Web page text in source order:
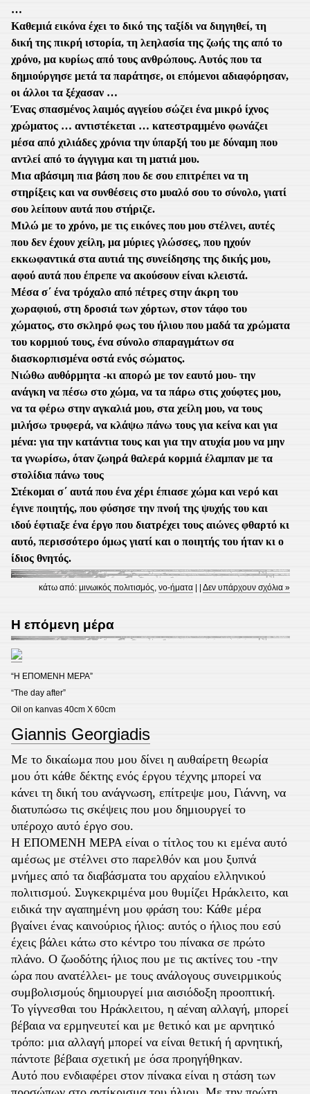
…
Καθεμιά εικόνα έχει το δικό της ταξίδι να διηγηθεί, τη
δική της πικρή ιστορία, τη λεηλασία της ζωής της από το
χρόνο, μα κυρίως από τους ανθρώπους. Αυτός που τα
δημιούργησε μετά τα παράτησε, οι επόμενοι αδιαφόρησαν,
οι άλλοι τα ξέχασαν …
Ένας σπασμένος λαιμός αγγείου σώζει ένα μικρό ίχνος
χρώματος … αντιστέκεται … κατεστραμμένο φωνάζει
μέσα από χιλιάδες χρόνια την ύπαρξή του με δύναμη που
αντλεί από το άγγιγμα και τη ματιά μου.
Μια αβάσιμη πια βάση που δε σου επιτρέπει να τη
στηρίξεις και να συνθέσεις στο μυαλό σου το σύνολο, γιατί
σου λείπουν αυτά που στήριζε.
Μιλώ με το χρόνο, με τις εικόνες που μου στέλνει, αυτές
που δεν έχουν χείλη, μα μύριες γλώσσες, που ηχούν
εκκωφαντικά στα αυτιά της συνείδησης της δικής μου,
αφού αυτά που έπρεπε να ακούσουν είναι κλειστά.
Μέσα σ΄ ένα τρόχαλο από πέτρες στην άκρη του
χωραφιού, στη δροσιά των χόρτων, στον τάφο του
χώματος, στο σκληρό φως του ήλιου που μαδά τα χρώματα
του κορμιού τους, ένα σύνολο σπαραγμάτων σα
διασκορπισμένα οστά ενός σώματος.
Νιώθω αυθόρμητα -κι απορώ με τον εαυτό μου- την
ανάγκη να πέσω στο χώμα, να τα πάρω στις χούφτες μου,
να τα φέρω στην αγκαλιά μου, στα χείλη μου, να τους
μιλήσω τρυφερά, να κλάψω πάνω τους για κείνα και για
μένα: για την κατάντια τους και για την ατυχία μου να μην
τα γνωρίσω, όταν ζωηρά θαλερά κορμιά έλαμπαν με τα
στολίδια πάνω τους
Στέκομαι σ΄ αυτά που ένα χέρι έπιασε χώμα και νερό και
έγινε ποιητής, που φύσησε την πνοή της ψυχής του και
ιδού έφτιαξε ένα έργο που διατρέχει τους αιώνες φθαρτό κι
αυτό, περισσότερο όμως γιατί και ο ποιητής του ήταν κι ο
ίδιος θνητός.
κάτω από:μινωικός πολιτισμός,νο-ήματα | |Δεν υπάρχουν σχόλια »
H επόμενη μέρα
“Η ΕΠΟΜΕΝΗ ΜΕΡΑ”
“The day after”
Oil on kanvas 40cm X 60cm
Giannis Georgiadis
Με το δικαίωμα που μου δίνει η αυθαίρετη θεωρία
μου ότι κάθε δέκτης ενός έργου τέχνης μπορεί να
κάνει τη δική του ανάγνωση, επίτρεψε μου, Γιάννη, να
διατυπώσω τις σκέψεις που μου δημιουργεί το
υπέροχο αυτό έργο σου.
Η ΕΠΟΜΕΝΗ ΜΕΡΑ είναι ο τίτλος του κι εμένα αυτό
αμέσως με στέλνει στο παρελθόν και μου ξυπνά
μνήμες από τα διαβάσματα του αρχαίου ελληνικού
πολιτισμού. Συγκεκριμένα μου θυμίζει Ηράκλειτο, και
ειδικά την αγαπημένη μου φράση του: Κάθε μέρα
βγαίνει ένας καινούριος ήλιος: αυτός ο ήλιος που εσύ
έχεις βάλει κάτω στο κέντρο του πίνακα σε πρώτο
πλάνο. Ο ζωοδότης ήλιος που με τις ακτίνες του -την
ώρα που ανατέλλει- με τους ανάλογους συνειρμικούς
συμβολισμούς δημιουργεί μια αισιόδοξη προοπτική.
Το γίγνεσθαι του Ηράκλειτου, η αέναη αλλαγή, μπορεί
βέβαια να ερμηνευτεί και με θετικό και με αρνητικό
τρόπο: μια αλλαγή μπορεί να είναι θετική ή αρνητική,
πάντοτε βέβαια σχετική με όσα προηγήθηκαν.
Αυτό που ενδιαφέρει στον πίνακα είναι η στάση των